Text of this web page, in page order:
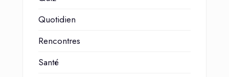
Quotidien
Rencontres
Santé